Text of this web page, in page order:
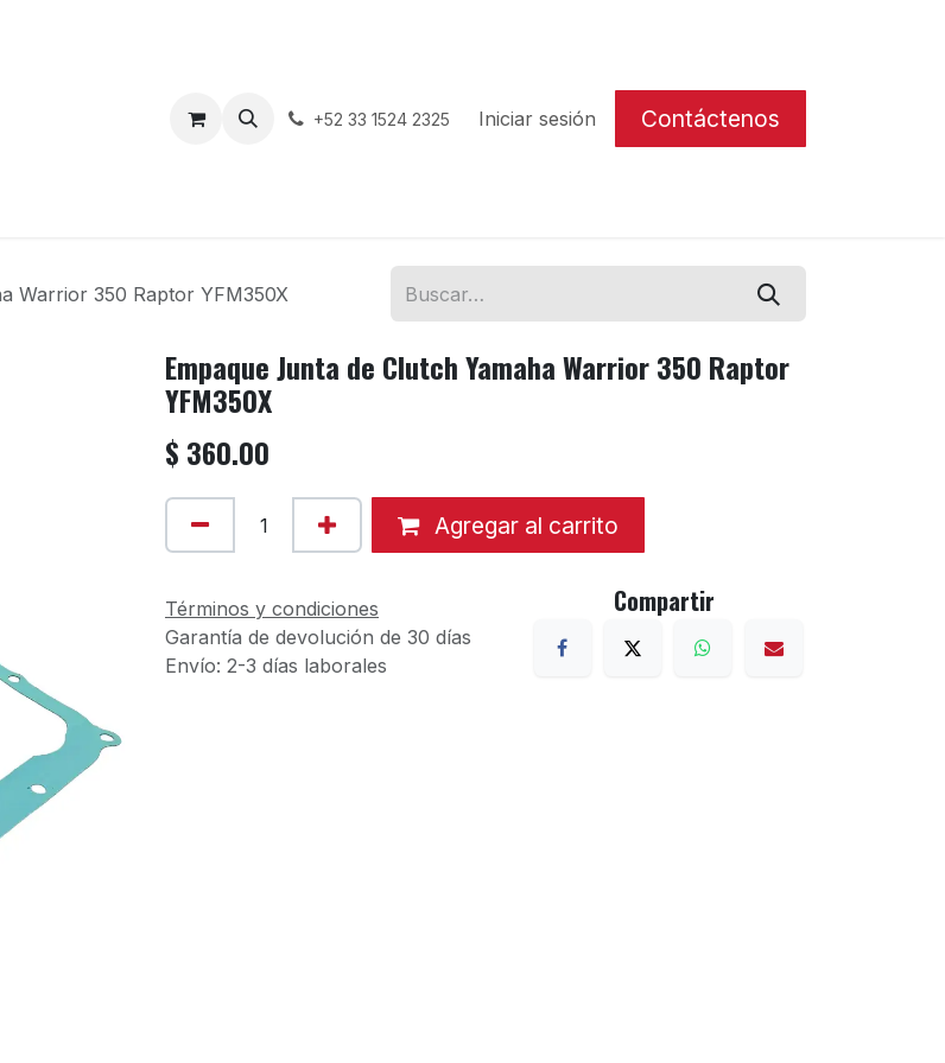
Contáctenos+52 33 1524 2325 Iniciar sesión Contáctenos
Warrior 350 Raptor YFM350X
Empaque Junta de Clutch Yamaha Warrior 350 Raptor
YFM350X
$ 360.00
Agregar al carrito
Términos y condiciones
Garantía de devolución de 30 días
Envío: 2-3 días laborales
Compartir